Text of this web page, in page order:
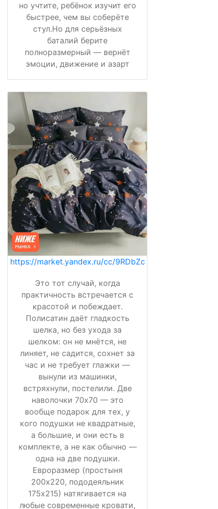
но учтите, ребёнок изучит его
быстрее, чем вы соберёте
стул.Но для серьёзных
баталий берите
полноразмерный — вернёт
эмоции, движение и азарт
https://market.yandex.ru/cc/9RDbZc
Это тот случай, когда
практичность встречается с
красотой и побеждает.
Полисатин даёт гладкость
шелка, но без ухода за
шелком: он не мнётся, не
линяет, не садится, сохнет за
час и не требует глажки —
вынули из машинки,
встряхнули, постелили. Две
наволочки 70х70 — это
вообще подарок для тех, у
кого подушки не квадратные,
а большие, и они есть в
комплекте, а не как обычно —
одна на две подушки.
Евроразмер (простыня
200х220, пододеяльник
175х215) натягивается на
любые современные кровати,